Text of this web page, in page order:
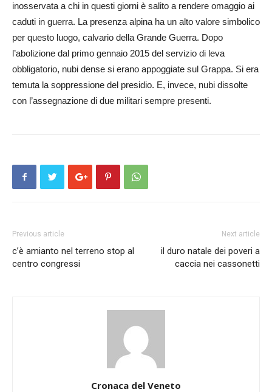
inosservata a chi in questi giorni è salito a rendere omaggio ai
caduti in guerra. La presenza alpina ha un alto valore simbolico
per questo luogo, calvario della Grande Guerra. Dopo
l’abolizione dal primo gennaio 2015 del servizio di leva
obbligatorio, nubi dense si erano appoggiate sul Gra­ppa. Si era
temuta la soppressione del presidio. E, invece, nubi dissolte
con l’assegnazione di due militari sempre presenti.
Previous article
c’è amianto nel terreno stop al
centro congressi
Next article
il duro natale dei poveri a
caccia nei cassonetti
Cronaca del Veneto